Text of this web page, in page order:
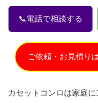
📞電話で相談する
ご依頼・お見積り
カセットコンロは家庭